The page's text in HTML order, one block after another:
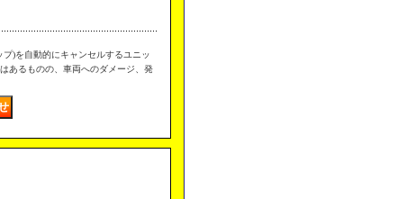
)を自動的にキャンセルするユニッ
あるものの、車両へのダメージ、発